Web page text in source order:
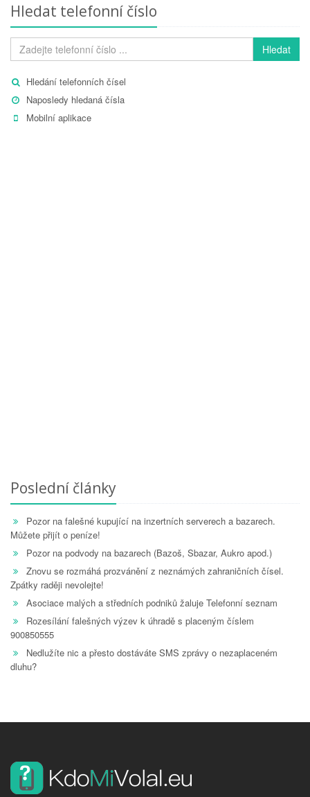
Hledat telefonní číslo
Hledat
Hledání telefonních čísel
Naposledy hledaná čísla
Mobilní aplikace
Poslední články
Pozor na falešné kupující na inzertních serverech a bazarech.
Můžete přijít o peníze!
Pozor na podvody na bazarech (Bazoš, Sbazar, Aukro apod.)
Znovu se rozmáhá prozvánění z neznámých zahraničních čísel.
Zpátky raději nevolejte!
Asociace malých a středních podniků žaluje Telefonní seznam
Rozesílání falešných výzev k úhradě s placeným číslem
900850555
Nedlužíte nic a přesto dostáváte SMS zprávy o nezaplaceném
dluhu?